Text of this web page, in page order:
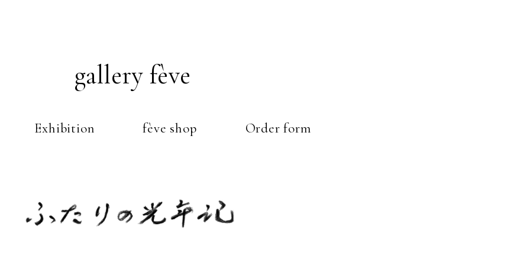
gallery fève
Exhibition fève shop Order form